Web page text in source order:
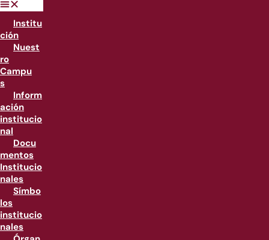
Institu
ción
Nuest
ro
Campu
s
Inform
ación
institucio
nal
Docu
mentos
Institucio
nales
Símbo
los
institucio
nales